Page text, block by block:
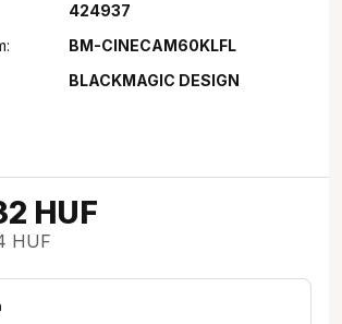
424937
BM-CINECAM60KLFL
BLACKMAGIC DESIGN
HUF
HUF